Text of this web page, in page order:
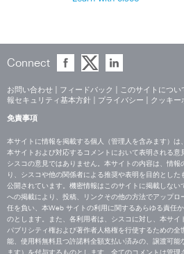
Connect
お問い合わせ フィードバック このサイトについ
報セキュリティ基本方針
プライバシー クッキー
免責事項
本サイトに情報を掲載する個人（管理人を含みます）は
本サイトおよび対応するコメントにおいて表明される意
シスコの意見ではありません。本サイトの内容は、情
り、シスコや他の関係者による推奨や表明を目的とし
公開されています。機密情報はこのサイトに掲載しな
への掲載により、投稿、リンクその他の方法でアップ
任を負い、本Web サイトの利用に関するあらゆる責任
のとします。また、各利用者は、シスコに対し、本サイ
パブリシティ権および著作者人格権を行使するための全
能、使用料無料且つ許諾料全額支払い済みの、譲渡可